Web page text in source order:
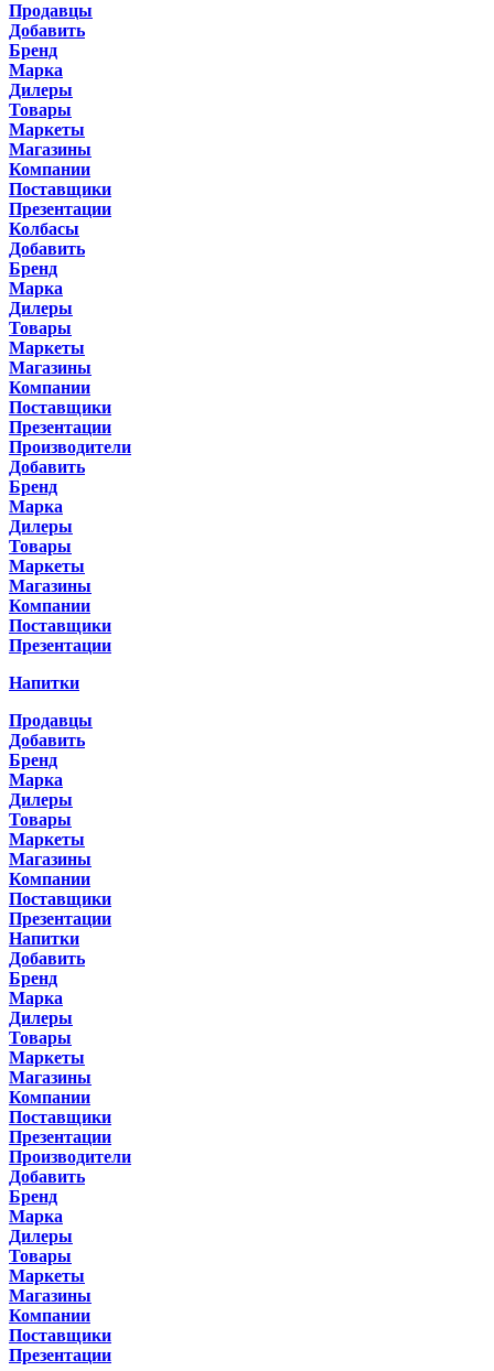
Продавцы
Добавить
Бренд
Марка
Дилеры
Товары
Маркеты
Магазины
Компании
Поставщики
Презентации
Колбасы
Добавить
Бренд
Марка
Дилеры
Товары
Маркеты
Магазины
Компании
Поставщики
Презентации
Производители
Добавить
Бренд
Марка
Дилеры
Товары
Маркеты
Магазины
Компании
Поставщики
Презентации
Напитки
Продавцы
Добавить
Бренд
Марка
Дилеры
Товары
Маркеты
Магазины
Компании
Поставщики
Презентации
Напитки
Добавить
Бренд
Марка
Дилеры
Товары
Маркеты
Магазины
Компании
Поставщики
Презентации
Производители
Добавить
Бренд
Марка
Дилеры
Товары
Маркеты
Магазины
Компании
Поставщики
Презентации